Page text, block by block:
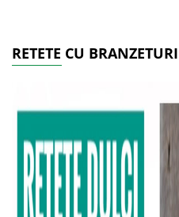
RETETE CU BRANZETURI